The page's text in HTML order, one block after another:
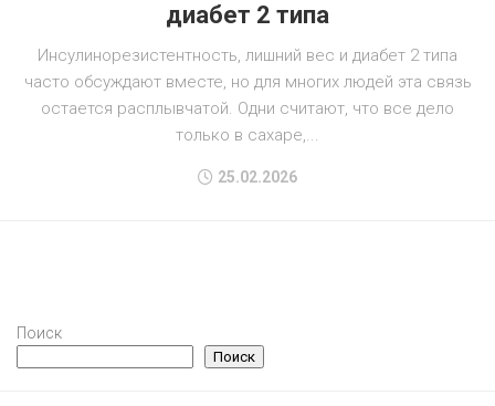
диабет 2 типа
Инсулинорезистентность, лишний вес и диабет 2 типа
часто обсуждают вместе, но для многих людей эта связь
остается расплывчатой. Одни считают, что все дело
только в сахаре,...
25.02.2026
Поиск
Поиск